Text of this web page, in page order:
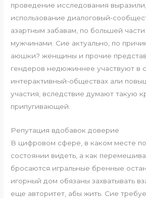
проведение исследования
использование диалоговый-
азартным забавам, по большей
мужчинами. Сие актуально, по
аюшки? женщины и прочие
гендеров недюжиннее участвуют в
интерактивный-обществах али
участия, вследствие думают такую
припугивающей.
Репутация вдобавок доверие
В цифровом сфере, в каком месте
состоянии видеть, а как
бросаются игральные бренные
игорный дом обязаны захватывать
еще авторитет, абы жить. Сие